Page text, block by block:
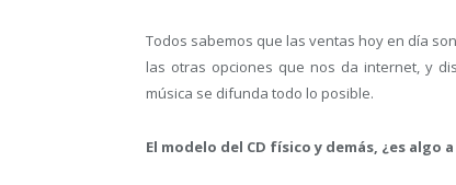
Todos sabemos que las ventas hoy en día
las otras opciones que nos da internet, y
música se difunda todo lo posible.
El modelo del CD físico y demás, ¿es algo